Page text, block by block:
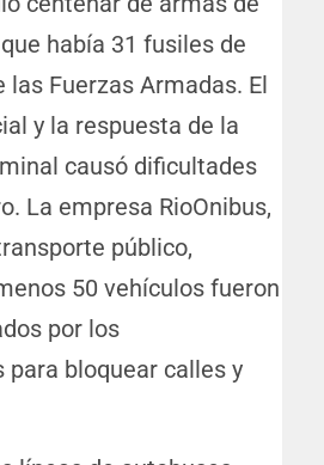
había 31 fusiles de
las Fuerzas Armadas. El
y la respuesta de la
causó dificultades
La empresa RioOnibus,
público,
50 vehículos fueron
por los
bloquear calles y